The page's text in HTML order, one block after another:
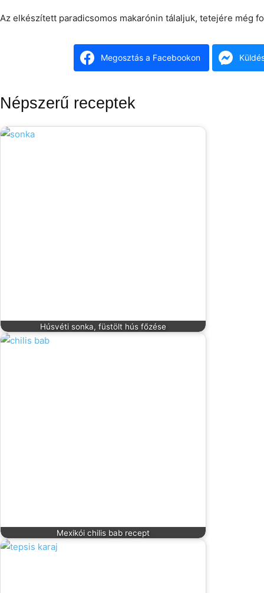
Az elkészített paradicsomos makarónin tálaljuk, tetejére még
Megosztás a Facebookon
Népszerű receptek
Húsvéti sonka, füstölt hús főzése
Mexikói chilis bab recept